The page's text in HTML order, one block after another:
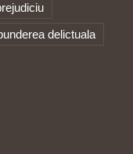
delictuala